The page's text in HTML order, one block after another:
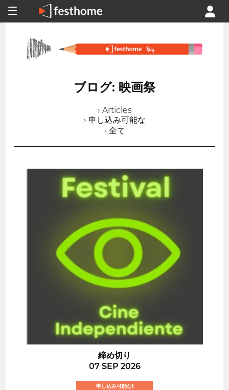
ブログ: 映画祭
› Articles
› 申し込み可能な
› 全て
締め切り
07 SEP 2026
申し込み可能な!